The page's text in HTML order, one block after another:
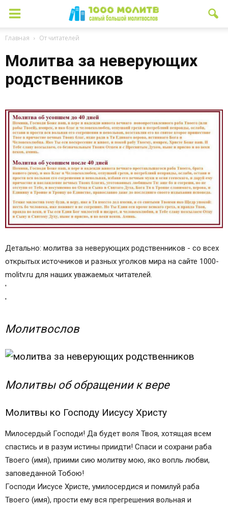
Главная От читателей
Молитва за неверующих
родственников
Детально: молитва за неверующих родственников - со всех
открытых источников и разных уголков мира на сайте 1000-
molitv.ru для наших уважаемых читателей.
'
'
Молитвослов
Молитвы об обращении к вере
Молитвы ко Господу Иисусу Христу
Милосердый Господи! Да будет воля Твоя, хотящая всем
спастись и в разум истины приидти! Спаси и сохрани раба
Твоего (имя), приими сию молитву мою, яко вопль любви,
заповеданной Тобою!
Господи Иисусе Христе, умилосердися и помилуй раба
Твоего (имя), прости ему вся прегрешения вольная и